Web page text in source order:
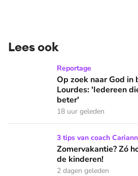
Lees ook
Op zoek naar God in
Reportage
Op zoek naar God in
Lourdes: 'Iedereen
beter'
18 uur geleden
Zomervakantie? Zó houd je het
3 tips van coach
Zomervakantie? Zó
de kinderen!
2 dagen geleden